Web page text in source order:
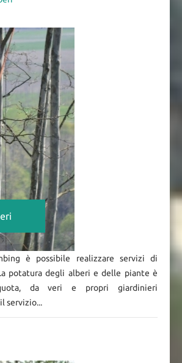
è possibile realizzare servizi di
potatura degli alberi e delle piante è
da veri e propri giardinieri
servizio...